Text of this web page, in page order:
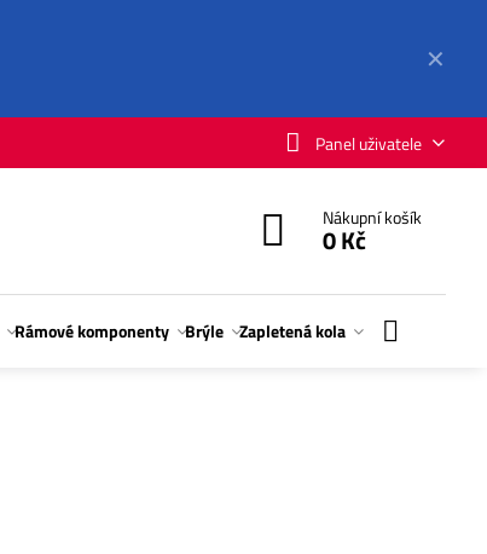
✕
Panel uživatele
Nákupní košík
0 Kč
Rámové komponenty Brýle Zapletená kola